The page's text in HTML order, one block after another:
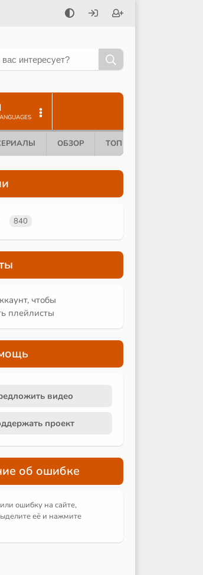
ОБЗОР ТОП 10
840
чтобы
плейлисты
видео
проект
об ошибке
ошибку на сайте,
её и нажмите